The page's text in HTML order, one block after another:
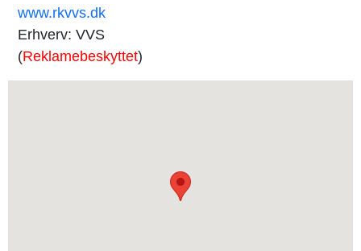
www.rkvvs.dk
Erhverv: VVS
(Reklamebeskyttet)